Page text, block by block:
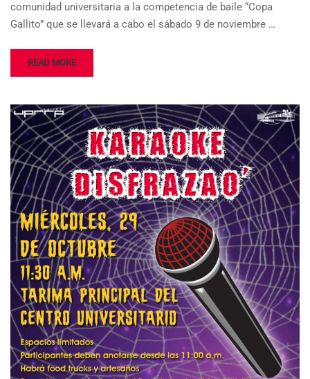
comunidad universitaria a la competencia de baile “Copa
Gallito” que se llevará a cabo el sábado 9 de noviembre …
READ MORE